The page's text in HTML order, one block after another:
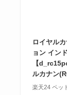
ロイヤル
ョン イン
【
ルカナン
楽天24 ペッ